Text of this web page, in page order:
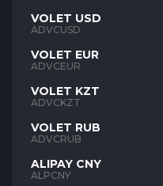
VOLET USD
ADVCUSD
VOLET EUR
ADVCEUR
VOLET KZT
ADVCKZT
VOLET RUB
ADVCRUB
ALIPAY CNY
ALPCNY